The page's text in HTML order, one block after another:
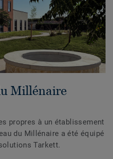
Millénaire
propres à un établissement
du Millénaire a été équipé
Tarkett.